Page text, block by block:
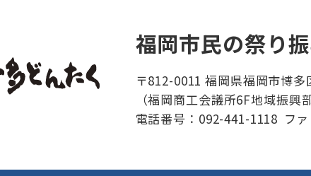
福岡市民の祭り
〒812-0011 福岡県福岡市博
（福岡商工会議所6F地域振興
電話番号：092-441-1118 フ